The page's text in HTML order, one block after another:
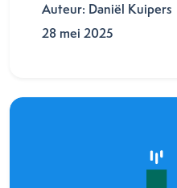
Auteur: Daniël Kuipers
28 mei 2025